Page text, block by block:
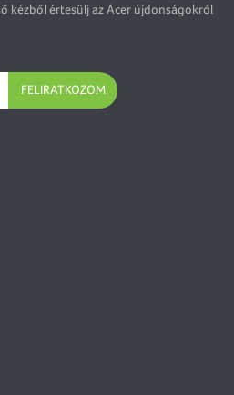
kézből értesülj az Acer újdonságokról
FELIRATKOZOM